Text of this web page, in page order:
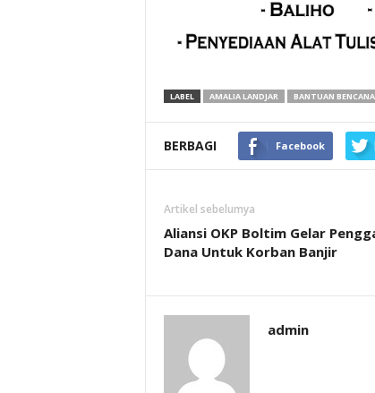
LABEL AMALIA LANDJAR BANTUAN
BERBAGI Facebook
Artikel sebelumya
Aliansi OKP Boltim Gelar
Dana Untuk Korban Banjir
admin